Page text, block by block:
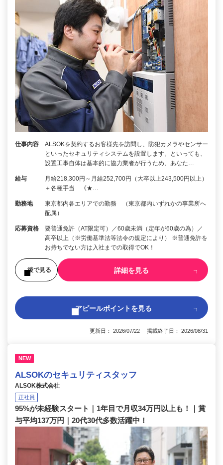
仕事内容
ALSOKを契約するお客様先を訪問し、防犯カメラやセンサー
といったセキュリティシステムを設置します。といっても、
設置工事自体は基本的に協力業者が行うため、あなた…
給与
月給218,300円～月給252,700円（大卒以上243,500円以上）
＋各種手当 《★…
勤務地
東京都内各エリアでの勤務 （東京都内いずれかの事業所へ
配属）
応募資格
要普通免許（AT限定可）／60歳未満（定年が60歳の為）／
高卒以上（※労働基準法等法令の規定により） ※普通免許を
お持ちでない方は入社までの取得でOK！
後で見る 詳細を見る
アピールポイントを見る
更新日： 2026/07/22 掲載終了日： 2026/08/31
NEW
ALSOKのセキュリティスタッフ
ALSOK株式会社
正社員
95%が未経験スタート｜1年目で月収34万円以上も！｜賞
与平均137万円｜20代30代多数活躍中！